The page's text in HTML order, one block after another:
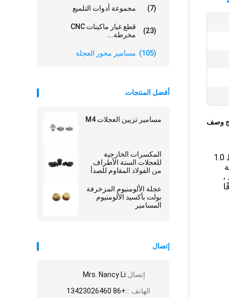
مجموعة أدوات التلميع (7)
قطع غيار ماكينات CNC
مخرطة...
(23)
مسامير محور العجلة (105)
أفضل المنتجات
مسامير تزيين العجلات M4
المكسرات الخارجية
للعجلات الستة الأطراف
من الفولاذ المقاوم للصدأ
عجلة الألومنيوم المزخرفة
بولت بأكسيد الألومنيوم
المسامير
إتصال
إتصال:Mrs. Nancy Li
الهاتف ::+86 13423026460
وصف
تعتبر مسامير محور العجلة ضرورية لتأمين العجلة على المحور وتوفير اتصال قوي بين الجزأين.تتميز هذه البراغي بمسافة خيط 1.0
،